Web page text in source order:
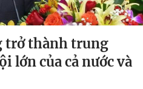
trở thành trung
lớn của cả nước và